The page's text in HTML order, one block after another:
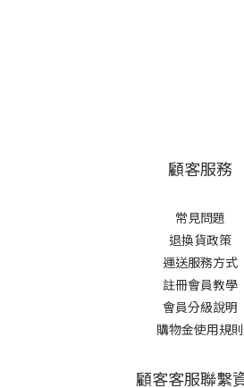
顧客服務
常見問題
退換貨政策
運送服務方式
註冊會員教學
會員分級說明
購物金使用規則
顧客客服聯繫